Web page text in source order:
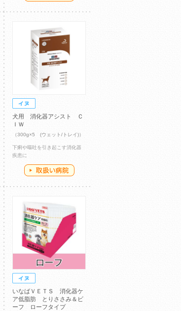
犬用 消化器アシスト Ｃ
ＩＷ
（300g×5 (ウェット/トレイ)）
下痢や嘔吐を引き起こす消化器
疾患に
いなばＶＥＴＳ 消化器ケ
ア低脂肪 とりささみ＆ビ
ーフ ローフタイプ